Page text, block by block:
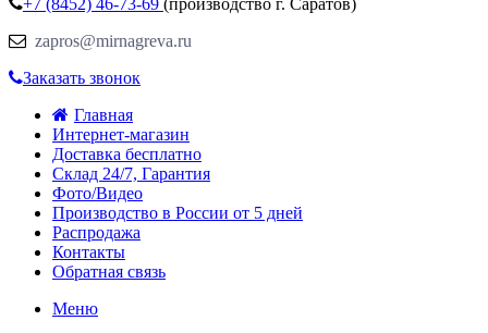
+7 (8452) 46-73-69 (производство г. Саратов)
zapros@mirnagreva.ru
Заказать звонок
Главная
Интернет-магазин
Доставка бесплатно
Склад 24/7, Гарантия
Фото/Видео
Производство в России от 5 дней
Распродажа
Контакты
Обратная связь
Меню